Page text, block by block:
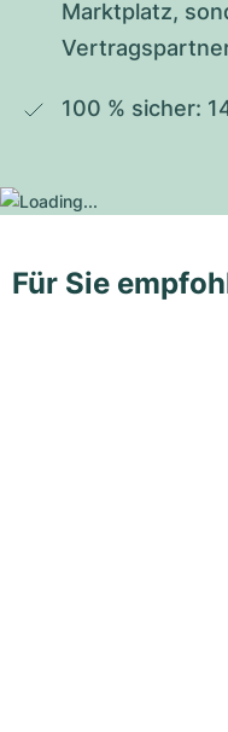
Marktplatz,
100 % sicher:
Für Sie